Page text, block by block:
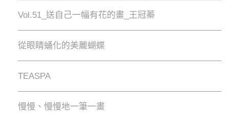
Vol.51_送自己一幅有花的畫_王冠蓁
從眼睛蛹化的美麗蝴蝶
TEASPA
慢慢、慢慢地⼀筆⼀畫